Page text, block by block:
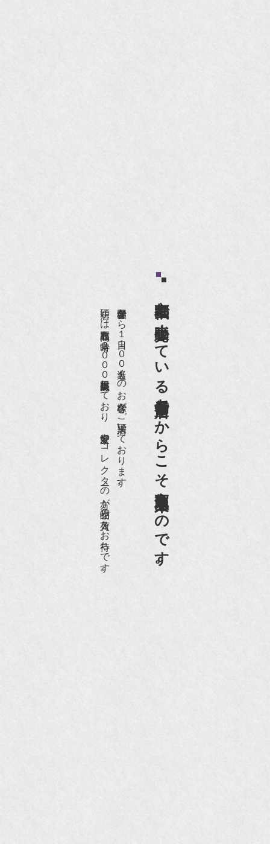
京都祇園で小売販売している
老舗骨董店だからこそ高価買取出来るのです。
世界各国から１日１００名近くのお客様がご来店頂いております。
店頭には買取商品を常時２０００点以上展示販売しており、
愛好家やコレクターの方が品物の入荷をお待ちです。